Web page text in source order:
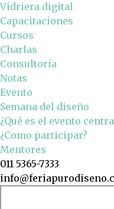
Vidriera digital
Capacitaciones
Cursos
Charlas
Consultoría
Notas
Evento
Semana del diseño
¿Qué es el evento
¿Como participar?
Mentores
011 5365-7333